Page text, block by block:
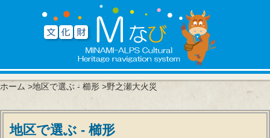
ホーム >地区で選ぶ - 櫛形 >野之瀬大火災
地区で選ぶ - 櫛形